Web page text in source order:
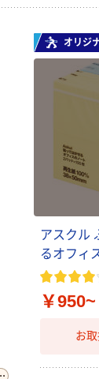
オリジ
アスクル
るオフィ
￥950~
お